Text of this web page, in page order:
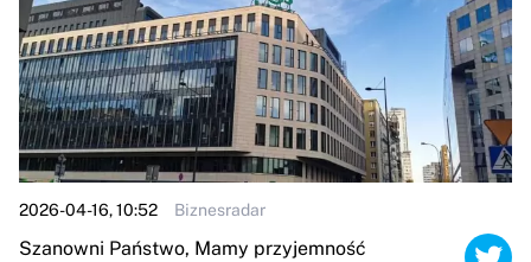
2026-04-16, 10:52 Biznesradar
Szanowni Państwo, Mamy przyjemność